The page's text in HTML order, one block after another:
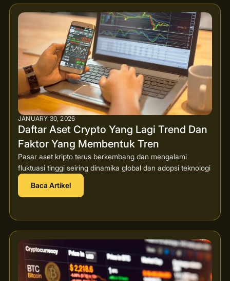
JANUARY 30, 2026
Daftar Aset Crypto Yang Lagi Trend Dan
Faktor Yang Membentuk Tren
Pasar aset kripto terus berkembang dan mengalami
fluktuasi tinggi seiring dinamika global dan adopsi teknologi
Baca Artikel